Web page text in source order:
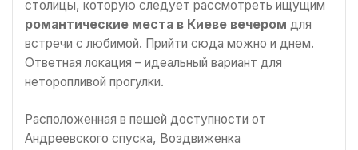
столицы, которую следует рассмотреть ищущим
романтические места в Киеве вечером для
встречи с любимой. Прийти сюда можно и днем.
Ответная локация – идеальный вариант для
неторопливой прогулки.
Расположенная в пешей доступности от
Андреевского спуска, Воздвиженка